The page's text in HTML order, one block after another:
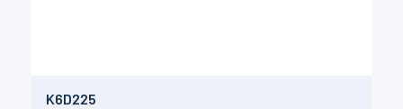
K6D225